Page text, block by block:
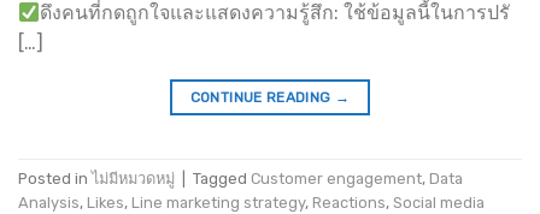
ดึงคนที่กดถูกใจและแสดงความรู้สึก: ใช้ข้อมูลนี้ในการปรั
[…]
CONTINUE READING →
Posted inไม่มีหมวดหมู่ Tagged Customer engagement, Data
Analysis, Likes, Line marketing strategy, Reactions, Social media